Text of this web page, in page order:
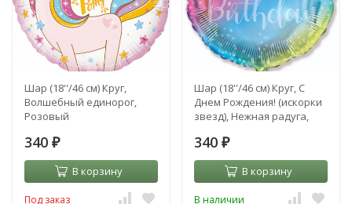
Шар (18''/46 см) Круг,
Волшебный единорог,
Розовый
340 ₽
В корзину
Под заказ
Шар (18''/46 см) Круг, С
Днем Рождения! (искорки
звезд), Нежная радуга,
340 ₽
В корзину
В наличии